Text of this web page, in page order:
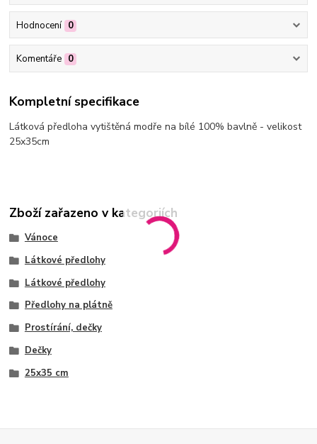
Hodnocení 0
Komentáře 0
Kompletní specifikace
Látková předloha vytištěná modře na bílé 100% bavlně - velikost
25x35cm
Zboží zařazeno v kategoriích
Vánoce
Látkové předlohy
Látkové předlohy
Předlohy na plátně
Prostírání, dečky
Dečky
25x35 cm